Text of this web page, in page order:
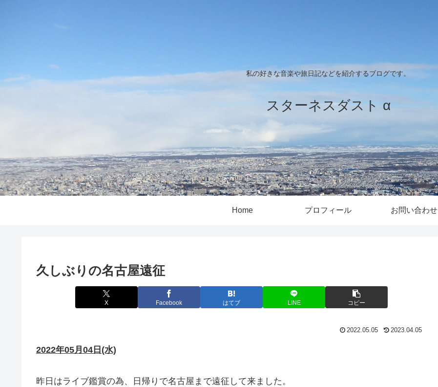
私の好きな音楽や旅日記などを紹介するブログです。
スターネスダスト α
Home プロフィール お問い合わせ
久しぶりの名古屋遠征
X Facebook はてブ LINE コピー
2022.05.05 2023.04.05
2022年05月04日(水)
昨日はライブ鑑賞の為、日帰りで名古屋まで遠征して来ました。